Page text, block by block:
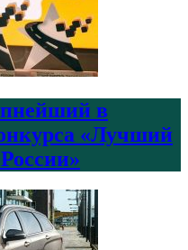
в
«Лучший